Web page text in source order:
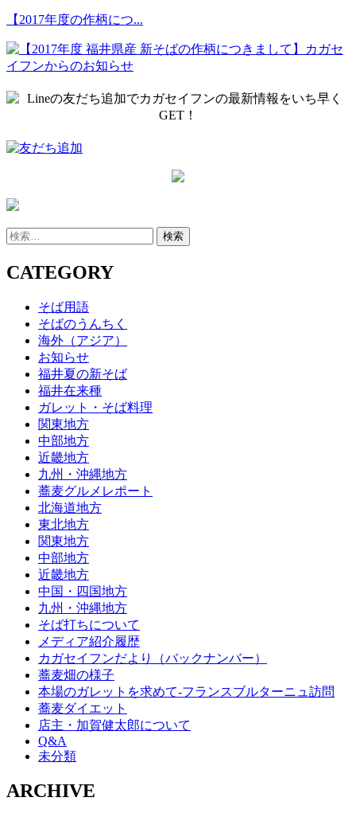
【2017年度の作柄につ...
検
CATEGORY
そば用語
そばのうんちく
海外（アジア）
お知らせ
福井夏の新そば
福井在来種
ガレット・そば料理
関東地方
中部地方
近畿地方
九州・沖縄地方
蕎麦グルメレポート
北海道地方
東北地方
関東地方
中部地方
近畿地方
中国・四国地方
九州・沖縄地方
そば打ちについて
メディア紹介履歴
カガセイフンだより（バックナンバー）
蕎麦畑の様子
本場のガレットを求めて‐フランスブルターニュ訪問
蕎麦ダイエット
店主・加賀健太郎について
Q&A
未分類
ARCHIVE